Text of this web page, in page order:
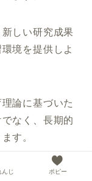
しい研究成果
境を提供しよ
論に基づいた
なく、長期的
す。
んじ ポピー